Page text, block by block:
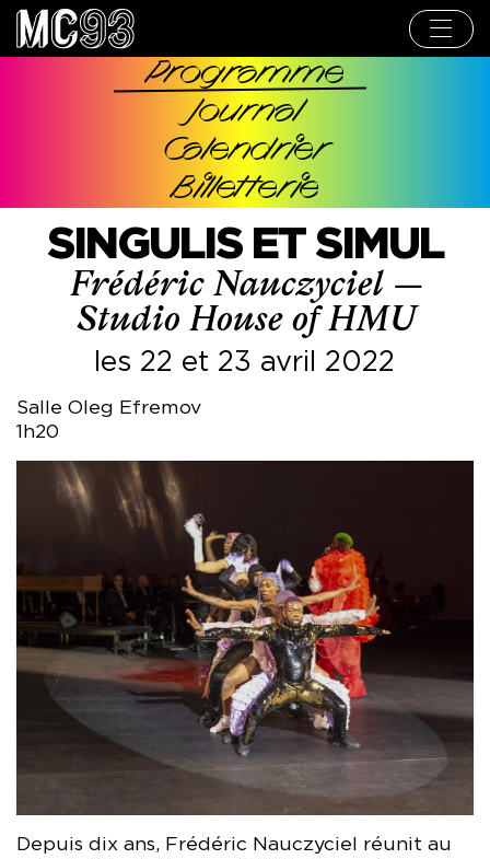
Aller
contenu
Navigation
Programme
Journal
Calendrier
Billetterie
SINGULIS ET SIMUL
Frédéric Nauczyciel —
Studio House of HMU
les 22 et 23 avril 2022
Salle Oleg Efremov
1h20
Depuis dix ans, Frédéric Nauczyciel réunit au